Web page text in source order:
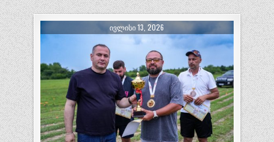
ᲘᲕᲚᲘᲡᲘ 13, 2026